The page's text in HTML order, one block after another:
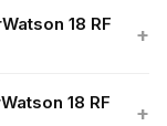
18 RF
+
18 RF
+